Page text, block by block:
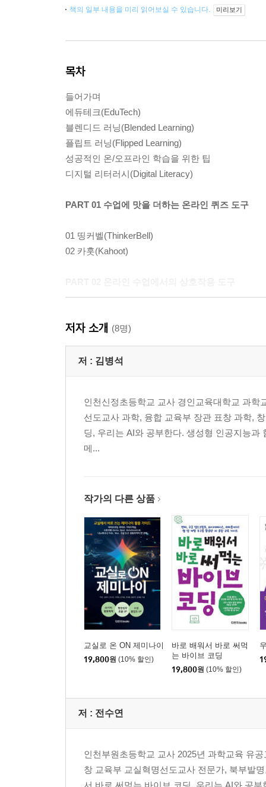
책의 일부 내용을 미리 읽어보실 수 있습니다. 미리보기
목차
들어가며
에듀테크(EduTech)
블렌디드 러닝(Blended Learning)
플립트 러닝(Flipped Learning)
성공적인 온/오프라인 학습을 위한 팁
디지털 리터러시(Digital Literacy)
PART 01 수업에 맛을 더하는 온라인 퀴즈 도구
01 띵커벨(ThinkerBell)
02 카훗(Kahoot)
02 멘티미터(Mentimeter)
PART 03 실시간 쌍방향 수업을 도와주는 도구
02 ‘구글 Meet’로 실시간 쌍방향 수업하기
03 ‘카카오 TV’로 실시간 쌍방향 수업하기
PART 04 수업에 집중하게 만드는 동영상 제작 도구
02 OBS Studio로 실시간 쌍방향 수업하기
03 동영상 수업 콘텐츠를 만드는 다양한 방법과 프
PART 05 영상 편집 도구
01 클로바더빙(Clovadubbing)
02 브루(Vrew)
03 곰믹스 프로(GOM Mix Pro)
04 유튜브(YouTube) 영상 올리기
PART 06 수업자료에 날개달기
02 무료 디자인
01 구글 프레젠테이션
02 구글 설문지
저자 소개 (8명)
저 : 김병석
인천신정초등학교 교사 경인교육대학교 과학
선도교사 과학, 융합 교육부 장관 표창 과학,
딩, 우리는 AI와 공부한다. 생성형 인공지능
메...
작가의 다른 상품
교실로 온 ON 제미나이
19,800원 (10% 할인)
바로 배워서 바로 써먹
는 바이브 코딩
19,800원 (10% 할인)
저 : 전수연
인천부원초등학교 교사 2025년 과학교육 유
창 교육부 교실혁명선도교사 전문가, 북부발
서 바로 써먹는 바이브 코딩, 우리는 AI와 공